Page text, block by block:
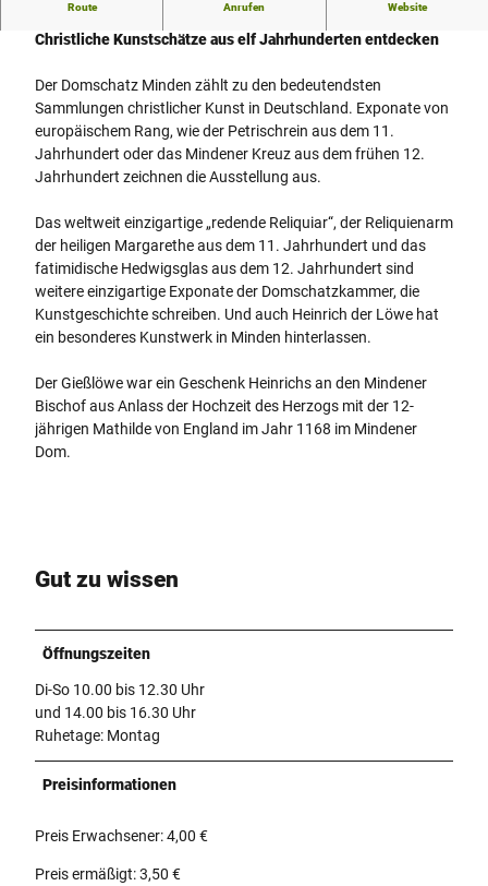
Route Anrufen Website
Domschatz Minden
Christliche Kunstschätze aus elf Jahrhunderten entdecken
Der Domschatz Minden zählt zu den bedeutendsten
Sammlungen christlicher Kunst in Deutschland. Exponate von
europäischem Rang, wie der Petrischrein aus dem 11.
Jahrhundert oder das Mindener Kreuz aus dem frühen 12.
Jahrhundert zeichnen die Ausstellung aus.
Das weltweit einzigartige „redende Reliquiar“, der Reliquienarm
der heiligen Margarethe aus dem 11. Jahrhundert und das
fatimidische Hedwigsglas aus dem 12. Jahrhundert sind
weitere einzigartige Exponate der Domschatzkammer, die
Kunstgeschichte schreiben. Und auch Heinrich der Löwe hat
ein besonderes Kunstwerk in Minden hinterlassen.
Der Gießlöwe war ein Geschenk Heinrichs an den Mindener
Bischof aus Anlass der Hochzeit des Herzogs mit der 12-
jährigen Mathilde von England im Jahr 1168 im Mindener
Dom.
Gut zu wissen
Öffnungszeiten
Di-So 10.00 bis 12.30 Uhr
und 14.00 bis 16.30 Uhr
Ruhetage: Montag
Preisinformationen
Preis Erwachsener: 4,00 €
Preis ermäßigt: 3,50 €